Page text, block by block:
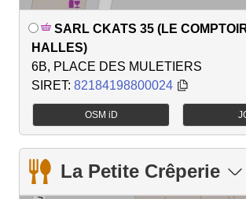
SARL CKATS 35 (LE
HALLES)
6B, PLACE DES MULETIERS
SIRET: 82184198800024
OSM iD
La Petite Crêperie